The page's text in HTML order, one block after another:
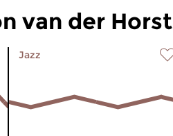
van der Horst
Jazz